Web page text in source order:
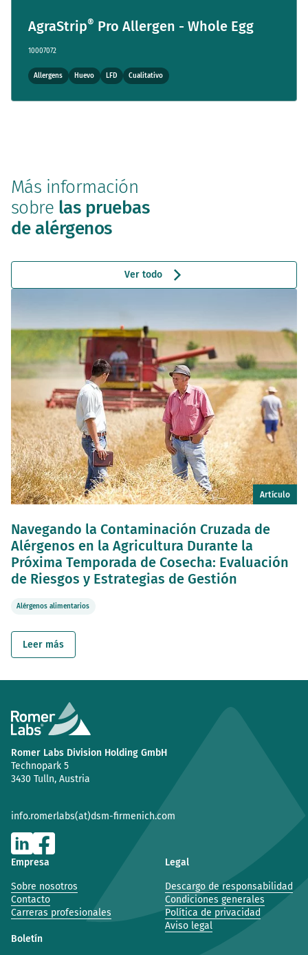
AgraStrip® Pro Allergen - Whole Egg
10007072
Allergens Huevo LFD Cualitativo
Más información
sobre las pruebas
de alérgenos
Ver todo
Artículo
Navegando la Contaminación Cruzada de
Alérgenos en la Agricultura Durante la
Próxima Temporada de Cosecha: Evaluación
de Riesgos y Estrategias de Gestión
Alérgenos alimentarios
Leer más
Romer Labs Division Holding GmbH
Technopark 5
3430 Tulln, Austria
info.romerlabs(at)dsm-firmenich.com
Empresa
Sobre nosotros
Contacto
Carreras profesionales
Legal
Descargo de responsabilidad
Condiciones generales
Política de privacidad
Aviso legal
Boletín